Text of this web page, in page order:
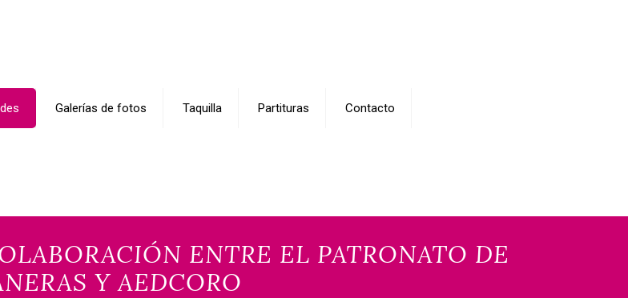
Galerías de fotos Taquilla Partituras Contacto
ENTRE EL PATRONATO DE
Y AEDCORO